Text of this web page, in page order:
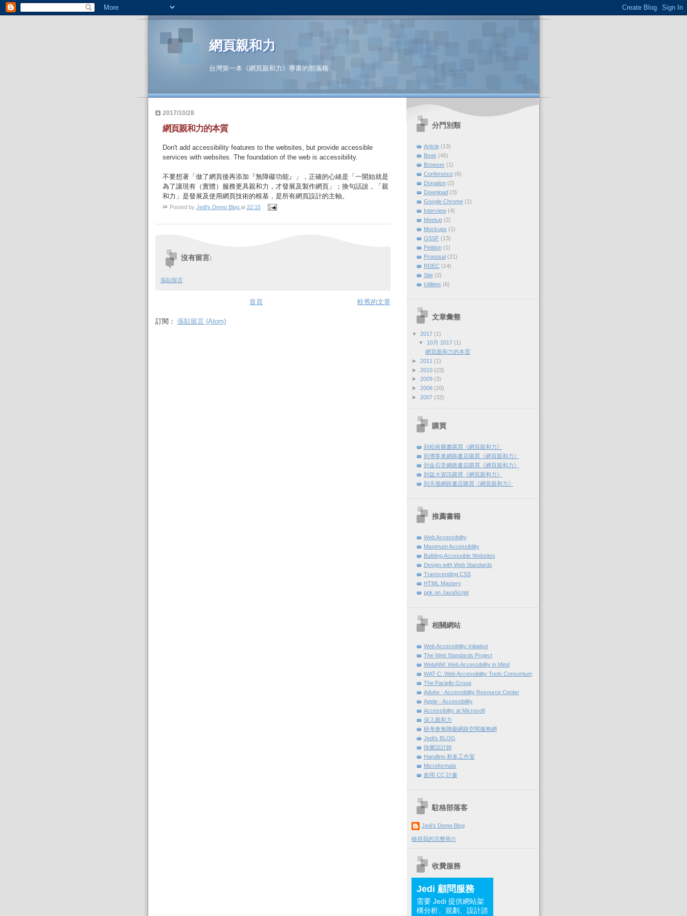
網頁親和力
台灣第一本《網頁親和力》專書的部落格
2017/10/28
網頁親和力的本質
Don't add accessibility features to the websites, but provide accessible
services with websites. The foundation of the web is accessibility.
不要想著「做了網頁後再添加『無障礙功能』」，正確的心緒是「一開始就是
為了讓現有（實體）服務更具親和力，才發展及製作網頁」；換句話說，「親
和力」是發展及使用網頁技術的根基，是所有網頁設計的主軸。
Posted by Jedi's Demo Blog at 22:15
沒有留言:
張貼留言
較舊的文章
首頁
訂閱： 張貼留言 (Atom)
分門別類
Article (13)
Book (45)
Browser (1)
Conference (6)
Donation (2)
Download (3)
Google Chrome (1)
Interview (4)
Meetup (2)
Mockups (1)
OSSF (13)
Petition (1)
Proposal (21)
RDEC (14)
Site (2)
Utilities (6)
文章彙整
▼ 2017 (1)
▼
10月 2017 (1)
網頁親和力的本質
► 2011 (1)
► 2010 (23)
► 2009 (3)
► 2008 (20)
► 2007 (32)
購買
到松崗圖書購買《網頁親和力》
到博客來網路書店購買《網頁親和力》
到金石堂網路書店購買《網頁親和力》
到益大資訊購買《網頁親和力》
到天瓏網路書店購買《網頁親和力》
推薦書籍
Web Accessibility
Maximum Accessibility
Building Accessible Websites
Design with Web Standards
Transcending CSS
HTML Mastery
ppk on JavaScript
相關網站
Web Accessibility Initiative
The Web Standards Project
WebAIM: Web Accessibility in Mind
WAT-C: Web Accessibility Tools Consortium
The Paciello Group
Adobe - Accessibility Resource Center
Apple - Accessibility
Accessibility at Microsoft
深入親和力
研考會無障礙網路空間服務網
Jedi's BLOG
快樂設計師
Handlino 和多工作室
Microformats
創用 CC 計畫
駐格部落客
Jedi's Demo Blog
檢視我的完整簡介
收費服務
Jedi 顧問服務
需要 Jedi 提供網站架
構分析、規劃、設計諮